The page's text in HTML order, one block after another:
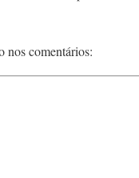
nos comentários: